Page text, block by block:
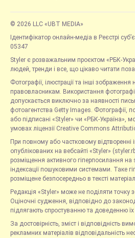
© 2026 LLC «UBT MEDIA»
Ідентифікатор онлайн-медіа в Реєстрі
05347
Styler є розважальним проєктом «РБК-
людей, тренди і все, що цікаво читати
Фотографії, ілюстрації та інші зображення
правовласникам. Використання
допускається виключно за наявності
фотоагентства Getty Images. Фотографії,
або підписані «Styler» чи «РБК-Україна»,
умовах ліцензії Creative Commons
При повному або частковому відтворенні
опублікованих на вебсайті «Styler»
розміщення активного гіперпосилання на
індексації пошуковими системами. Таке
розміщене безпосередньо в тексті
Редакція «Styler» може не поділяти точку
Оціночні судження, відповідно до
підлягають спростуванню та доведенню їх
За достовірність, зміст і відповідність
рекламних матеріалів відповідальність